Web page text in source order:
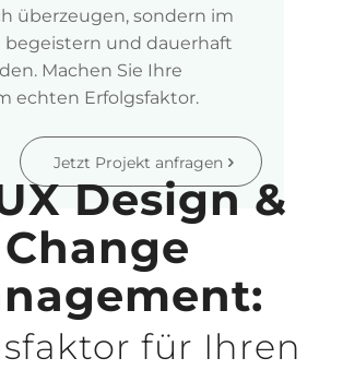
überzeugen, sondern im
begeistern und dauerhaft
Machen Sie Ihre
echten Erfolgsfaktor.
Jetzt Projekt anfragen
Design&
Change
für Ihren